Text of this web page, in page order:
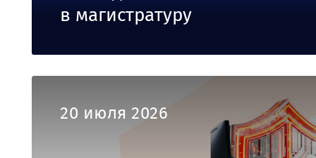
в магистратуру
20 июля 2026